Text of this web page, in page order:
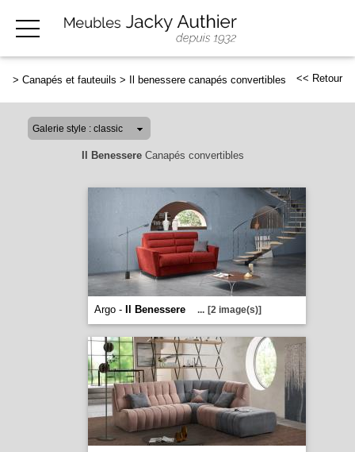
> Canapés et fauteuils > Il benessere canapés convertibles << Retour
Il BenessereCanapés convertibles
Argo - Il Benessere ... [2 image(s)]